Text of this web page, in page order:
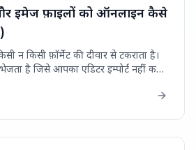
इमेज फ़ाइलों को ऑनलाइन कैसे
न किसी फ़ॉर्मेट की दीवार से टकराता है।
है जिसे आपका एडिटर इम्पोर्ट नहीं कर